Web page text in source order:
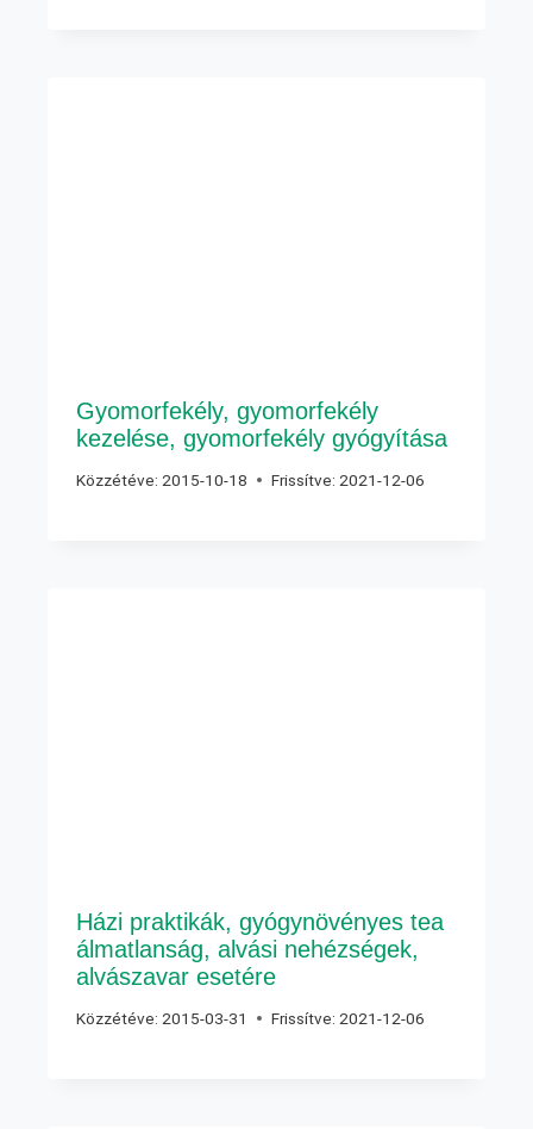
Gyomorfekély, gyomorfekély
kezelése, gyomorfekély gyógyítása
Közzétéve: 2015-10-18 Frissítve: 2021-12-06
Házi praktikák, gyógynövényes tea
álmatlanság, alvási nehézségek,
alvászavar esetére
Közzétéve: 2015-03-31 Frissítve: 2021-12-06